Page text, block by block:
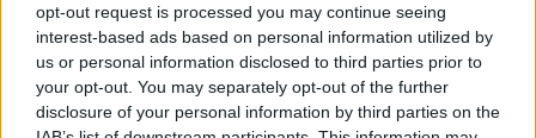
opt-out request is processed you may continue seeing
interest-based ads based on personal information utilized by
us or personal information disclosed to third parties prior to
your opt-out. You may separately opt-out of the further
disclosure of your personal information by third parties on the
Χρηματιστήριο: Πτώση κατά 0,59%, στα 320,42
εκατ. ευρώ ο τζίρος
06/08/2026 - 18:10
ΟΠΕΚΑ: Αύριο η δεύτερη πληρωμή των δικαιούχων